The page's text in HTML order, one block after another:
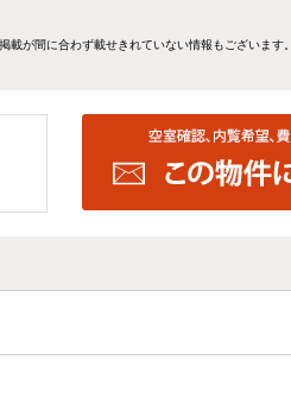
が間に合わず載せきれていない情報もございます。